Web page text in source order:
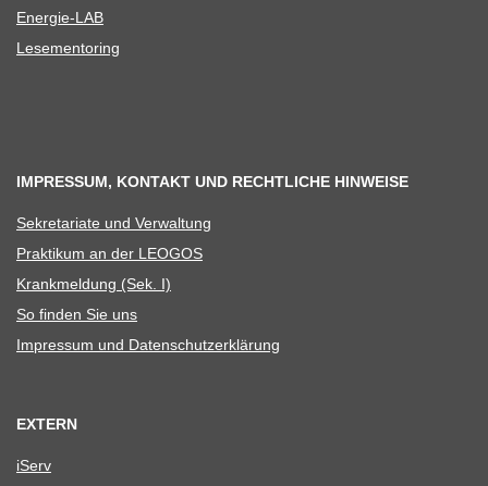
Ener­­gie-LAB
Lese­men­to­ring
IMPRESSUM, KONTAKT UND RECHTLICHE HINWEISE
Sekre­ta­riate und Verwaltung
Prak­ti­kum an der LEOGOS
Krank­mel­dung (Sek. I)
So fin­den Sie uns
Impres­sum und Datenschutzerklärung
EXTERN
iServ